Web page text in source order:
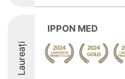
Laureați
IPPON MED